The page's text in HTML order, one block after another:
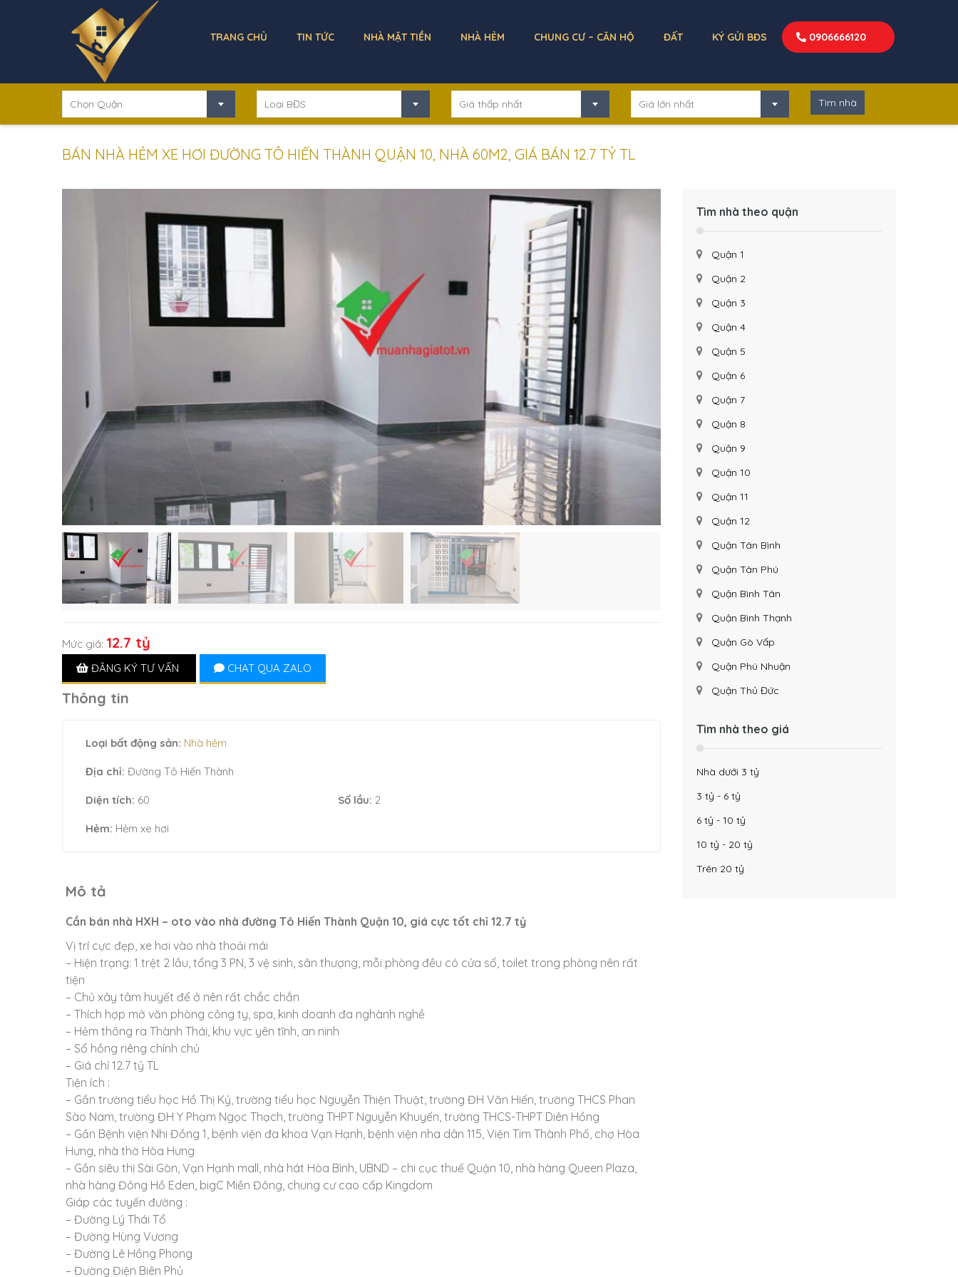
TRANG CHỦ TIN TỨC NHÀ MẶT TIỀN NHÀ HẺM CHUNG CƯ – CĂN HỘ ĐẤT KÝ GỬI BĐS 0906666120
BÁN NHÀ HẺM XE HƠI ĐƯỜNG TÔ HIẾN THÀNH QUẬN 10, NHÀ 60M2, GIÁ BÁN 12.7 TỶ TL
Chọn Quận Loại BĐS Giá thấp nhất Giá lớn nhất
Mức giá: 12.7 tỷ
ĐĂNG KÝ TƯ VẤN CHAT QUA ZALO
Thông tin
Loại bất động sản: Nhà hẻm
Địa chỉ: Đường Tô Hiến Thành
Diện tích: 60 Số lầu: 2
Hẻm: Hẻm xe hơi
Mô tả
Cần bán nhà HXH – oto vào nhà đường Tô Hiến Thành Quận 10, giá cực tốt chỉ 12.7 tỷ
Vị trí cực đẹp, xe hơi vào nhà thoải mái
– Hiện trạng: 1 trệt 2 lầu, tổng 3 PN, 3 vệ sinh, sân thượng, mỗi phòng đều có cửa sổ, toilet trong phòng nên rất
tiện
– Chủ xây tâm huyết để ở nên rất chắc chắn
– Thích hợp mở văn phòng công ty, spa, kinh doanh đa nghành nghề
– Hẻm thông ra Thành Thái, khu vực yên tĩnh, an ninh
– Sổ hồng riêng chính chủ
– Giá chỉ 12.7 tỷ TL
Tiện ích :
– Gần trường tiểu học Hồ Thị Kỷ, trường tiểu học Nguyễn Thiện Thuật, trường ĐH Văn Hiến, trường THCS Phan
Sào Nam, trường ĐH Y Phạm Ngọc Thạch, trường THPT Nguyễn Khuyến, trường THCS-THPT Diên Hồng
– Gần Bệnh viện Nhi Đồng 1, bệnh viện đa khoa Vạn Hạnh, bệnh viện nha dân 115, Viện Tim Thành Phố, chợ Hòa
Hưng, nhà thờ Hòa Hưng
– Gần siêu thị Sài Gòn, Vạn Hạnh mall, nhà hát Hòa Bình, UBND – chi cục thuế Quận 10, nhà hàng Queen Plaza,
nhà hàng Đông Hồ Eden, bigC Miền Đông, chung cư cao cấp Kingdom
Giáp các tuyến đường :
– Đường Lý Thái Tổ
– Đường Hùng Vương
– Đường Lê Hồng Phong
– Đường Điện Biên Phủ
Tìm nhà theo quận
Quận 1
Quận 2
Quận 3
Quận 4
Quận 5
Quận 6
Quận 7
Quận 8
Quận 9
Quận 10
Quận 11
Quận 12
Quận Tân Bình
Quận Tân Phú
Quận Bình Tân
Quận Bình Thạnh
Quận Gò Vấp
Quận Phú Nhuận
Quận Thủ Đức
Tìm nhà theo giá
Nhà dưới 3 tỷ
3 tỷ - 6 tỷ
6 tỷ - 10 tỷ
10 tỷ - 20 tỷ
Trên 20 tỷ